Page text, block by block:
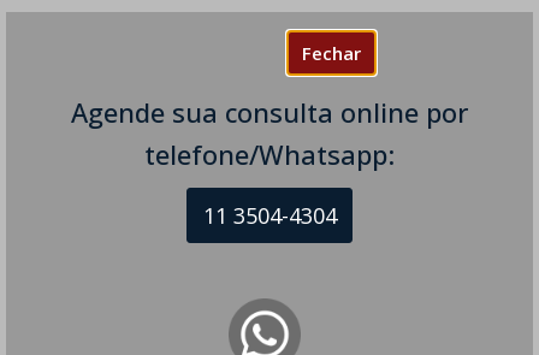
Fechar
Agende sua consulta online por
telefone/Whatsapp:
11 3504-4304